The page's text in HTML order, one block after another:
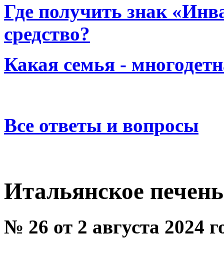
Где получить знак
средство?
Какая семья -
Все ответы и вопросы
Итальянское
№ 26 от 2 августа 2024